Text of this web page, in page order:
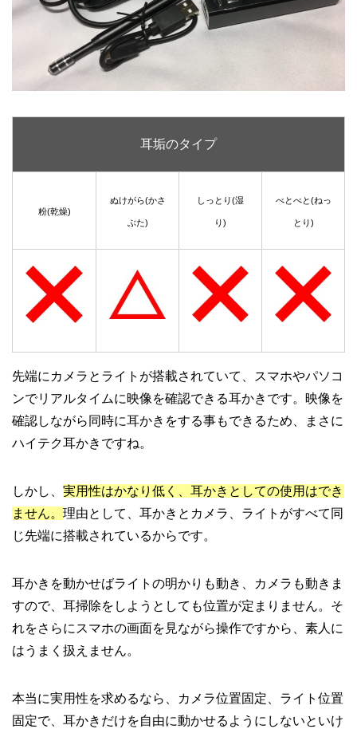
耳垢のタイプ
粉(乾燥)
ぬけがら(かさ
ぶた)
しっとり(湿
り)
べとべと(ねっ
とり)
先端にカメラとライトが搭載されていて、スマホやパソコ
ンでリアルタイムに映像を確認できる耳かきです。映像を
確認しながら同時に耳かきをする事もできるため、まさに
ハイテク耳かきですね。
しかし、 実用性はかなり低く、耳かきとしての使用はでき
ません。 理由として、耳かきとカメラ、ライトがすべて同
じ先端に搭載されているからです。
耳かきを動かせばライトの明かりも動き、カメラも動きま
すので、耳掃除をしようとしても位置が定まりません。そ
れをさらにスマホの画面を見ながら操作ですから、素人に
はうまく扱えません。
本当に実用性を求めるなら、カメラ位置固定、ライト位置
固定で、耳かきだけを自由に動かせるようにしないといけ